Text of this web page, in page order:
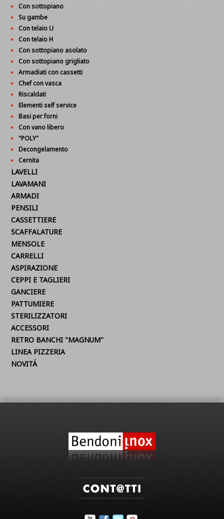
Con sottopiano
Su gambe
Con telaio U
Con telaio H
Con sottopiano asolato
Con sottopiano grigliato
Armadiati con cassetti
Chef con vasca
Riscaldati
Elementi self service
Basi per forni
Con vano libero
"POLY"
Decongelamento
Cernita
LAVELLI
LAVAMANI
ARMADI
PENSILI
CASSETTIERE
SCAFFALATURE
MENSOLE
CARRELLI
ASPIRAZIONE
CEPPI E TAGLIERI
GANCIERE
PATTUMIERE
STERILIZZATORI
ACCESSORI
RETRO BANCHI "MAGNUM"
LINEA PIZZERIA
NOVITÁ